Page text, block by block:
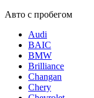
Авто с пробегом
Audi
BAIC
BMW
Brilliance
Changan
Chery